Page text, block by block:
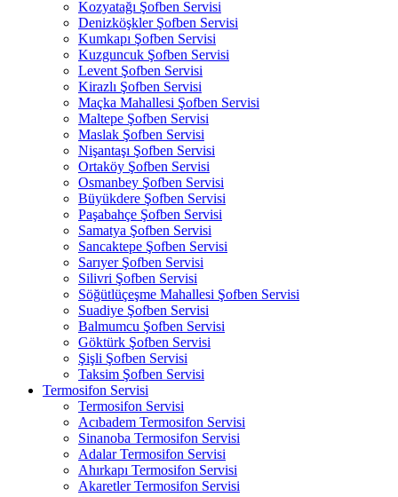
Kozyatağı Şofben Servisi
Denizköşkler Şofben Servisi
Kumkapı Şofben Servisi
Kuzguncuk Şofben Servisi
Levent Şofben Servisi
Kirazlı Şofben Servisi
Maçka Mahallesi Şofben Servisi
Maltepe Şofben Servisi
Maslak Şofben Servisi
Nişantaşı Şofben Servisi
Ortaköy Şofben Servisi
Osmanbey Şofben Servisi
Büyükdere Şofben Servisi
Paşabahçe Şofben Servisi
Samatya Şofben Servisi
Sancaktepe Şofben Servisi
Sarıyer Şofben Servisi
Silivri Şofben Servisi
Söğütlüçeşme Mahallesi Şofben Servisi
Suadiye Şofben Servisi
Balmumcu Şofben Servisi
Göktürk Şofben Servisi
Şişli Şofben Servisi
Taksim Şofben Servisi
Termosifon Servisi
Termosifon Servisi
Acıbadem Termosifon Servisi
Sinanoba Termosifon Servisi
Adalar Termosifon Servisi
Ahırkapı Termosifon Servisi
Akaretler Termosifon Servisi